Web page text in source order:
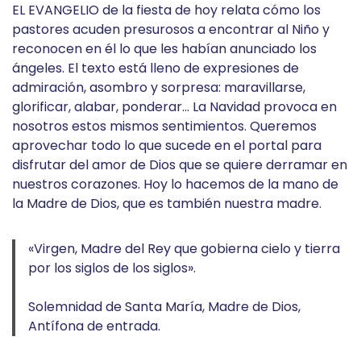
EL EVANGELIO de la fiesta de hoy relata cómo los
pastores acuden presurosos a encontrar al Niño y
reconocen en él lo que les habían anunciado los
ángeles. El texto está lleno de expresiones de
admiración, asombro y sorpresa: maravillarse,
glorificar, alabar, ponderar… La Navidad provoca en
nosotros estos mismos sentimientos. Queremos
aprovechar todo lo que sucede en el portal para
disfrutar del amor de Dios que se quiere derramar en
nuestros corazones. Hoy lo hacemos de la mano de
la Madre de Dios, que es también nuestra madre.
«Virgen, Madre del Rey que gobierna cielo y tierra
por los siglos de los siglos».
Solemnidad de Santa María, Madre de Dios,
Antífona de entrada.